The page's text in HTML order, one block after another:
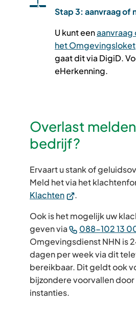
Stap 3: aanvraag of
Status: Actief
Opvolgingsnummer:
3
U kunt eenaanvraag
het Omgevingsloket
gaat dit via DigiD.
eHerkenning.
Overlast
bedrijf?
Ervaart u stank of
Meld het via het
Klachten(Verwijst
een
externe
website)
.
Ook is het mogelijk uw
geven via
088-102 13
Omgevingsdienst NHN is
dagen per week via dit
bereikbaar. Dit geldt ook
bijzondere voorvallen
instanties.